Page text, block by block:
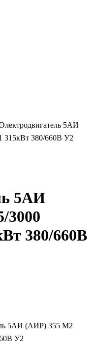
5АИ
315кВт 380/660В У2
5АИ
3000
380/660В
5АИ (АИР) 355 М2
У2